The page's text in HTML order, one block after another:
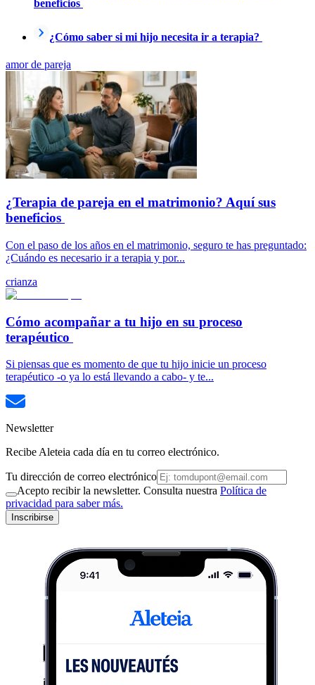
beneficios
¿Cómo saber si mi hijo necesita ir a terapia?
amor de pareja
¿Terapia de pareja en el matrimonio? Aquí sus
beneficios
Con el paso de los años en el matrimonio, seguro te has preguntado:
¿Cuándo es necesario ir a terapia y por...
crianza
Cómo acompañar a tu hijo en su proceso
terapéutico
Si piensas que es momento de que tu hijo inicie un proceso
terapéutico -o ya lo está llevando a cabo- y te...
Newsletter
Recibe Aleteia cada día en tu correo electrónico.
Tu dirección de correo electrónico
Acepto recibir la newsletter. Consulta nuestra Política de
privacidad para saber más.
Inscribirse